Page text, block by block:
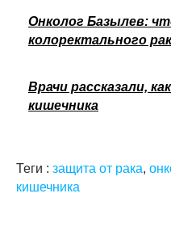
Онколог Базылев:
колоректального
Врачи рассказали,
кишечника
Теги : защита от рака,
кишечника